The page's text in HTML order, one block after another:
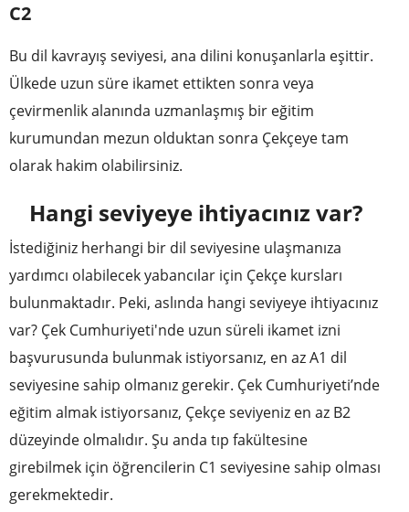
C2
Bu dil kavrayış seviyesi, ana dilini konuşanlarla eşittir.
Ülkede uzun süre ikamet ettikten sonra veya
çevirmenlik alanında uzmanlaşmış bir eğitim
kurumundan mezun olduktan sonra Çekçeye tam
olarak hakim olabilirsiniz.
Hangi seviyeye ihtiyacınız var?
İstediğiniz herhangi bir dil seviyesine ulaşmanıza
yardımcı olabilecek yabancılar için Çekçe kursları
bulunmaktadır. Peki, aslında hangi seviyeye ihtiyacınız
var? Çek Cumhuriyeti'nde uzun süreli ikamet izni
başvurusunda bulunmak istiyorsanız, en az A1 dil
seviyesine sahip olmanız gerekir. Çek Cumhuriyeti’nde
eğitim almak istiyorsanız, Çekçe seviyeniz en az B2
düzeyinde olmalıdır. Şu anda tıp fakültesine
girebilmek için öğrencilerin C1 seviyesine sahip olması
gerekmektedir.